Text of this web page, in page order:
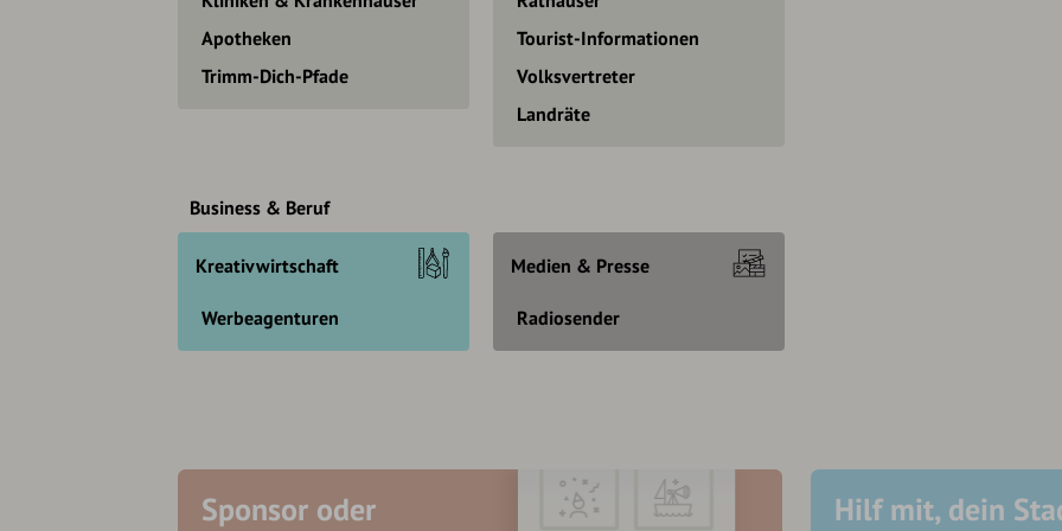
Apotheken
Trimm-Dich-Pfade
Tourist-Informationen
Volksvertreter
Landräte
Business & Beruf
Kreativwirtschaft
Werbeagenturen
Medien & Presse
Radiosender
Sponsor oder
Hilf mit, dein